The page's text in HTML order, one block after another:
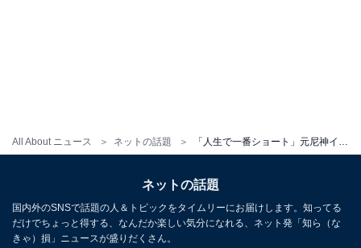
All About ニュース ネットの話題
ネットの話題
国内外のSNSで話題の人＆トピックをタイムリーにお届けします。知ってる
だけでちょっと得する、なんだか楽しい気分になれる、ネット発「知ら（な
きゃ）損」ニュースが盛りだくさん。